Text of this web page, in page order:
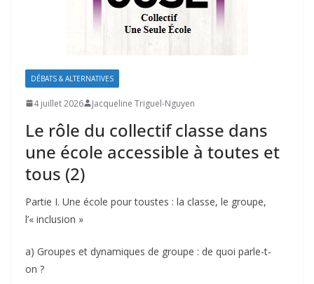
DÉBATS & ALTERNATIVES
4 juillet 2026 Jacqueline Triguel-Nguyen
Le rôle du collectif classe dans
une école accessible à toutes et
tous (2)
Partie I. Une école pour toustes : la classe, le groupe,
l’« inclusion »
a) Groupes et dynamiques de groupe : de quoi parle-t-
on ?